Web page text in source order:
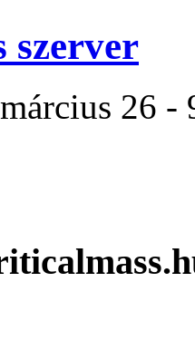
szerver
26 -